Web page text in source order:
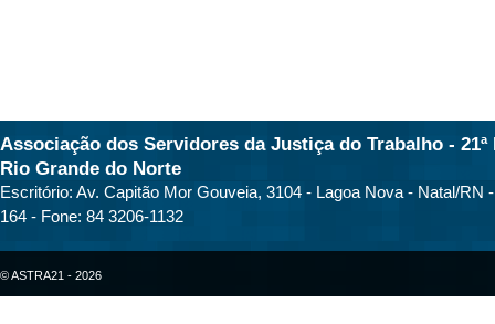
Associação dos Servidores da Justiça do Trabalho - 21ª
Rio Grande do Norte
Escritório: Av. Capitão Mor Gouveia, 3104 - Lagoa Nova - Natal/RN
164 - Fone: 84 3206-1132
© ASTRA21 - 2026